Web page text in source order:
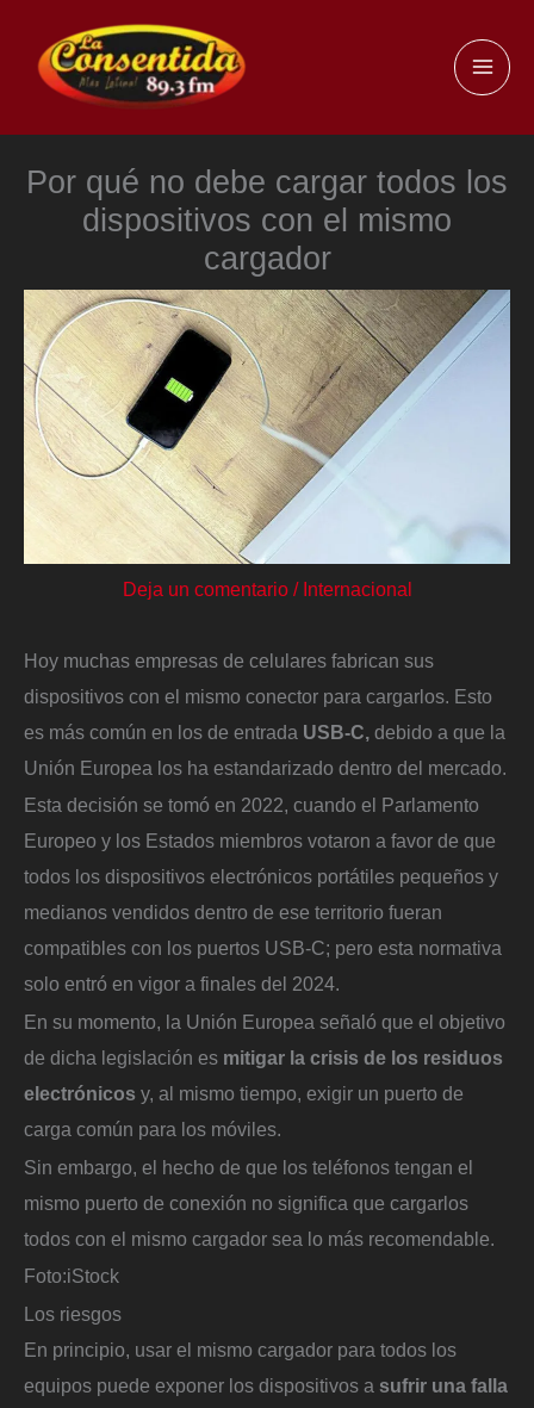
contenido
Por qué no debe cargar todos los
dispositivos con el mismo
cargador
Deja un comentario / Internacional
Hoy muchas empresas de celulares fabrican sus
dispositivos con el mismo conector para cargarlos. Esto
es más común en los de entrada USB-C, debido a que la
Unión Europea los ha estandarizado dentro del mercado.
Esta decisión se tomó en 2022, cuando el Parlamento
Europeo y los Estados miembros votaron a favor de que
todos los dispositivos electrónicos portátiles pequeños y
medianos vendidos dentro de ese territorio fueran
compatibles con los puertos USB-C; pero esta normativa
solo entró en vigor a finales del 2024.
En su momento, la Unión Europea señaló que el objetivo
de dicha legislación es mitigar la crisis de los residuos
electrónicos y, al mismo tiempo, exigir un puerto de
carga común para los móviles.
Sin embargo, el hecho de que los teléfonos tengan el
mismo puerto de conexión no significa que cargarlos
todos con el mismo cargador sea lo más recomendable.
Foto:iStock
Los riesgos
En principio, usar el mismo cargador para todos los
equipos puede exponer los dispositivos a sufrir una falla